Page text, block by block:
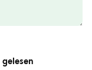
gelesen